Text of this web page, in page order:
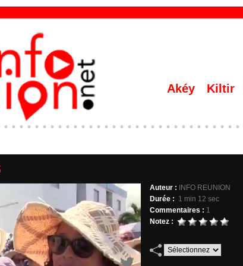
Akéy Kiltir
Auteur :
INFO REUNION
Durée : 1 min 12 sec
Commentaires : 1
Notez :